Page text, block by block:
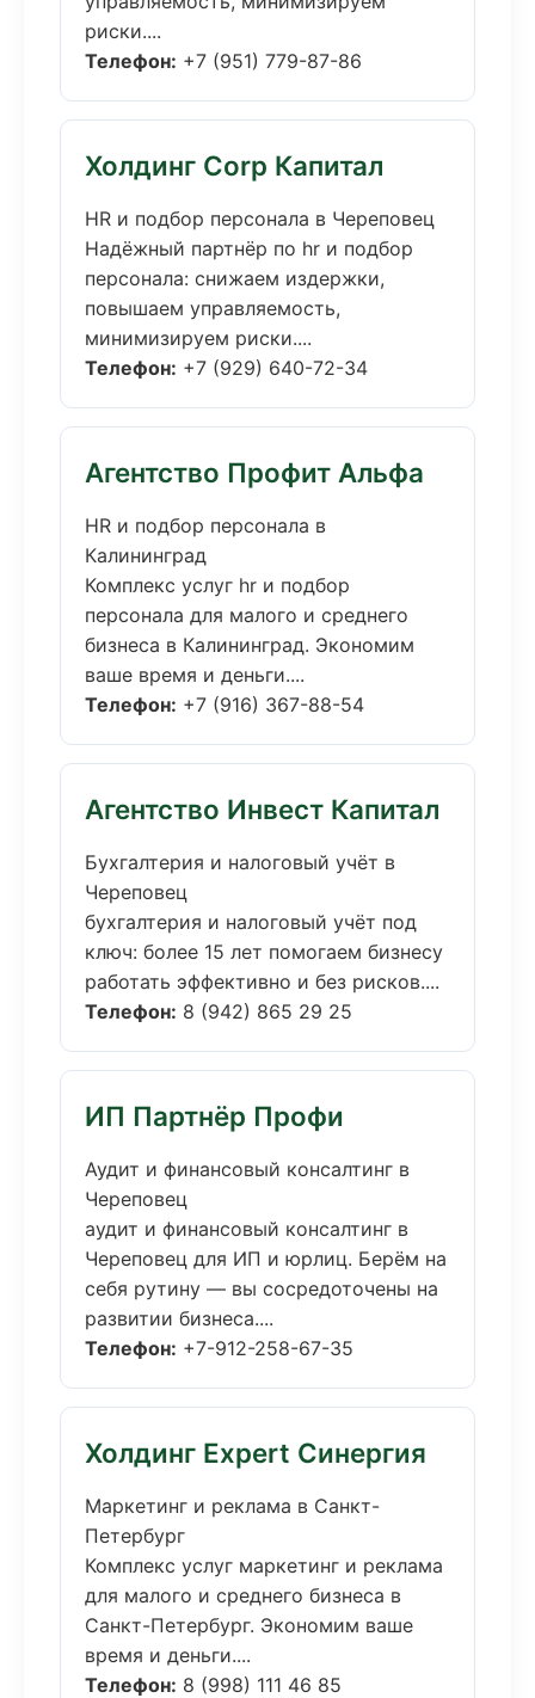
риски....
Телефон: +7 (951) 779-87-86
Холдинг Corp Капитал
HR и подбор персонала в Череповец
Надёжный партнёр по hr и подбор
персонала: снижаем издержки,
повышаем управляемость,
минимизируем риски....
Телефон: +7 (929) 640-72-34
Агентство Профит Альфа
HR и подбор персонала в
Калининград
Комплекс услуг hr и подбор
персонала для малого и среднего
бизнеса в Калининград. Экономим
ваше время и деньги....
Телефон: +7 (916) 367-88-54
Агентство Инвест Капитал
Бухгалтерия и налоговый учёт в
Череповец
бухгалтерия и налоговый учёт под
ключ: более 15 лет помогаем бизнесу
работать эффективно и без рисков....
Телефон: 8 (942) 865 29 25
ИП Партнёр Профи
Аудит и финансовый консалтинг в
Череповец
аудит и финансовый консалтинг в
Череповец для ИП и юрлиц. Берём на
себя рутину — вы сосредоточены на
развитии бизнеса....
Телефон: +7-912-258-67-35
Холдинг Expert Синергия
Маркетинг и реклама в Санкт-
Петербург
Комплекс услуг маркетинг и реклама
для малого и среднего бизнеса в
Санкт-Петербург. Экономим ваше
время и деньги....
Телефон: 8 (998) 111 46 85